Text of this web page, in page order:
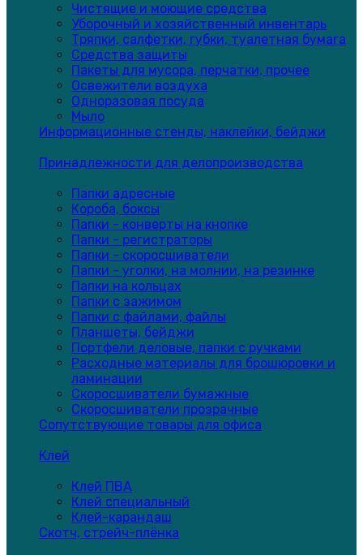
Чистящие и моющие средства
Уборочный и хозяйственный инвентарь
Тряпки, салфетки, губки, туалетная бумага
Средства защиты
Пакеты для мусора, перчатки, прочее
Освежители воздуха
Одноразовая посуда
Мыло
Информационные стенды, наклейки, бейджи
Принадлежности для делопроизводства
Папки адресные
Короба, боксы
Папки - конверты на кнопке
Папки - регистраторы
Папки - скоросшиватели
Папки - уголки, на молнии, на резинке
Папки на кольцах
Папки с зажимом
Папки с файлами, файлы
Планшеты, бейджи
Портфели деловые, папки с ручками
Расходные материалы для брошюровки и
ламинации
Скоросшиватели бумажные
Скоросшиватели прозрачные
Сопутствующие товары для офиса
Клей
Клей ПВА
Клей специальный
Клей-карандаш
Скотч, стрейч-плёнка